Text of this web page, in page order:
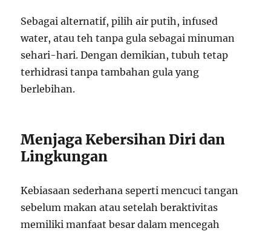
Sebagai alternatif, pilih air putih, infused
water, atau teh tanpa gula sebagai minuman
sehari-hari. Dengan demikian, tubuh tetap
terhidrasi tanpa tambahan gula yang
berlebihan.
Menjaga Kebersihan Diri dan
Lingkungan
Kebiasaan sederhana seperti mencuci tangan
sebelum makan atau setelah beraktivitas
memiliki manfaat besar dalam mencegah